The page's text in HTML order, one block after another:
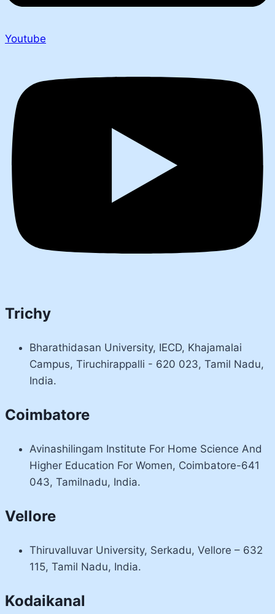
Youtube
Trichy
Bharathidasan University, IECD, Khajamalai
Campus, Tiruchirappalli - 620 023, Tamil Nadu,
India.
Coimbatore
Avinashilingam Institute For Home Science And
Higher Education For Women, Coimbatore-641
043, Tamilnadu, India.
Vellore
Thiruvalluvar University, Serkadu, Vellore – 632
115, Tamil Nadu, India.
Kodaikanal